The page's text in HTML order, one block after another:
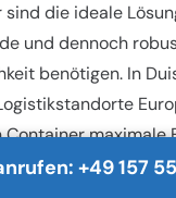
sind die ideale
und dennoch
benötigen. In
Container maximale
und private+49 157